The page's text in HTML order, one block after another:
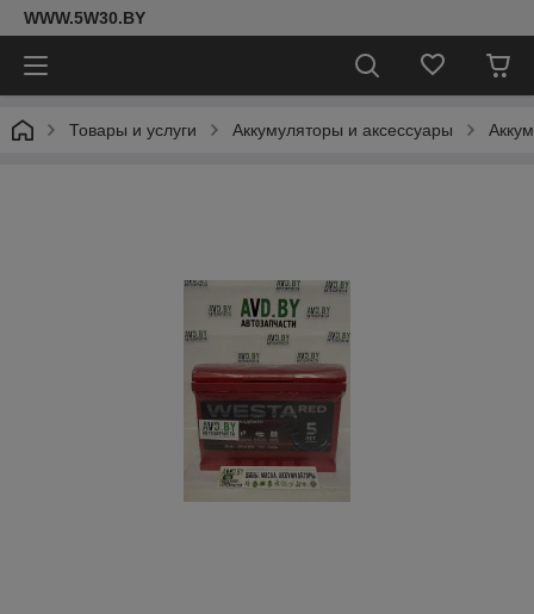
WWW.5W30.BY
Товары и услуги Аккумуляторы и аксессуары